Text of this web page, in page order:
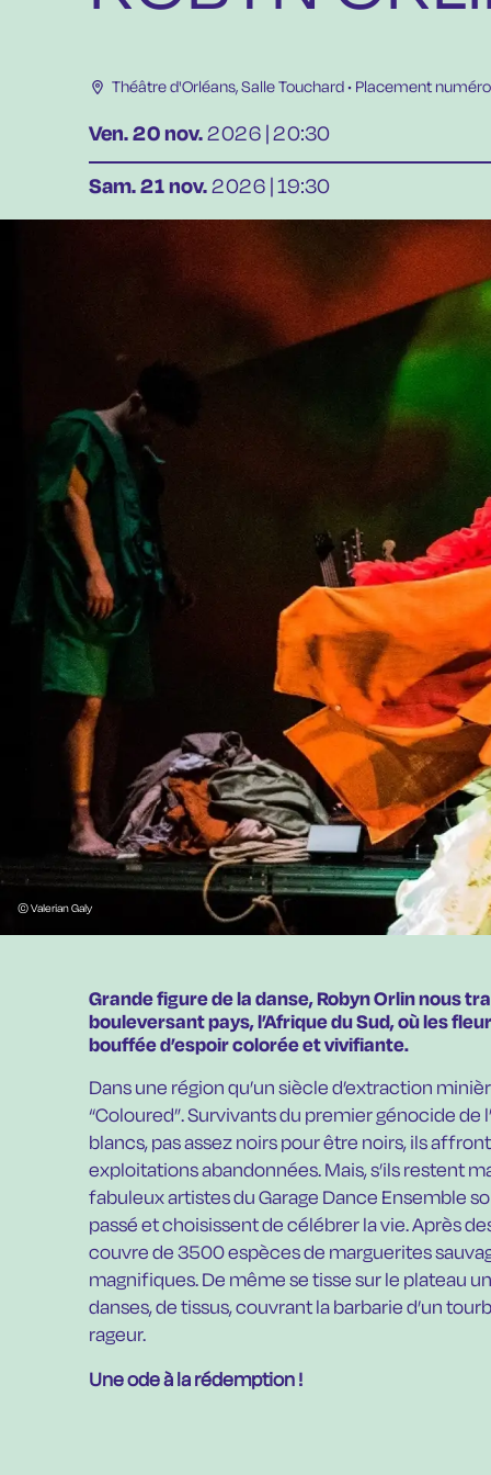
Théâtre d'Orléans,Salle Touchard • Placement
Ven. 20 nov. 2026 20:30
Sam. 21 nov. 2026 19:30
© Valerian Galy
Grande figure de la danse, Robyn Orlin nous
bouleversant pays, l’Afrique du Sud, où les
bouffée d’espoir colorée et vivifiante.
Dans une région qu’un siècle d’extraction
“Coloured”. Survivants du premier génocide
blancs, pas assez noirs pour être noirs, ils
exploitations abandonnées. Mais, s’ils restent
fabuleux artistes du Garage Dance Ensemble
passé et choisissent de célébrer la vie. Après
couvre de 3500 espèces de marguerites
magnifiques. De même se tisse sur le plateau
danses, de tissus, couvrant la barbarie d’un
rageur.
Une ode à la rédemption !